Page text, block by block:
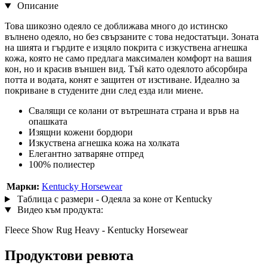
Описание
Това шикозно одеяло се доближава много до истинско
вълнено одеяло, но без свързаните с това недостатъци. Зоната
на шията и гърдите е изцяло покрита с изкуствена агнешка
кожа, която не само предлага максимален комфорт на вашия
кон, но и красив външен вид. Тъй като одеялото абсорбира
потта и водата, конят е защитен от изстиване. Идеално за
покриване в студените дни след езда или миене.
Свалящи се колани от вътрешната страна и връв на
опашката
Изящни кожени бордюри
Изкуствена агнешка кожа на холката
Елегантно затваряне отпред
100% полиестер
Марки: Kentucky Horsewear
Таблица с размери - Одеяла за коне от Kentucky
Видео към продукта:
Fleece Show Rug Heavy - Kentucky Horsewear
Продуктови ревюта